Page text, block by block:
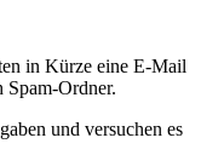
in Kürze eine E-Mail
Spam-Ordner.
und versuchen es